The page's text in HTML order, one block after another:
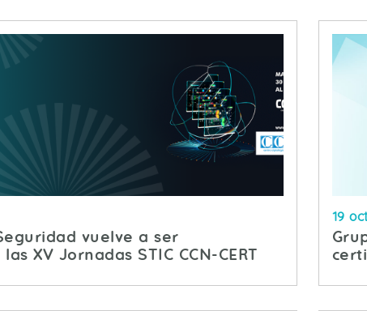
vuelve a ser
XV Jornadas STIC CCN-CERT
19